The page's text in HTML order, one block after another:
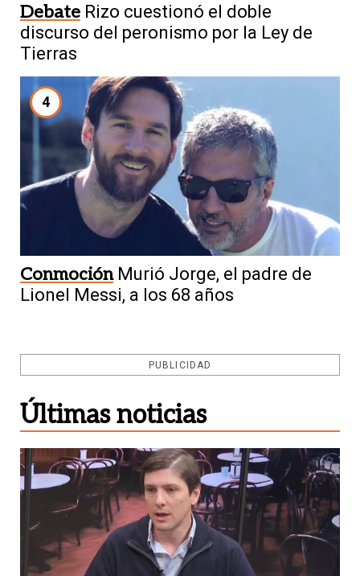
Debate Rizo cuestionó el doble
discurso del peronismo por la Ley de
Tierras
4
Conmoción Murió Jorge, el padre de
Lionel Messi, a los 68 años
PUBLICIDAD
Últimas noticias